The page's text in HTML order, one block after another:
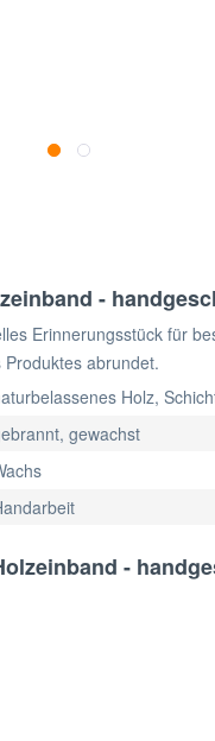
-
Erinnerungsstück für
abrundet.
Holz,
gewachst
-